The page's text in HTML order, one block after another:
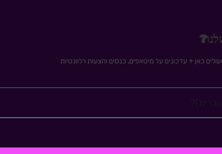
כאן + עדכונים על מיטאפים, כנסים והצעות רלוונטיות